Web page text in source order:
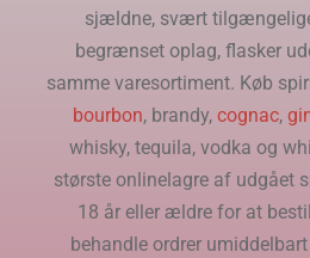
sjældne, svært
begrænset oplag, flasker
samme varesortiment. Køb
bourbon, brandy, cognac,
whisky, tequila, vodka og
største onlinelagre af udgået
18 år eller ældre for at
behandle ordrer